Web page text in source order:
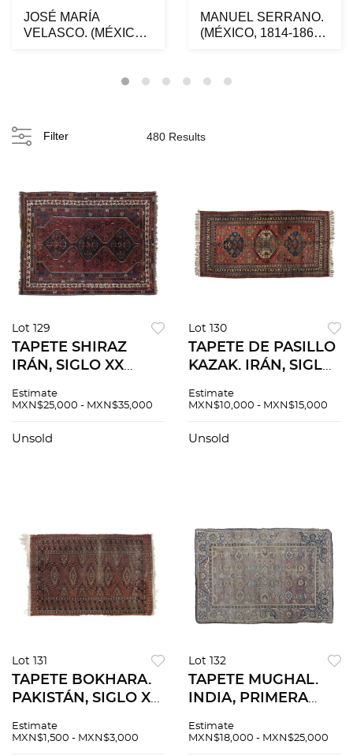
JOSÉ MARÍA
VELASCO. (MÉXICO,
MANUEL SERRANO.
(MÉXICO, 1814-1867).
Filter 480 Results
Lot 129
TAPETE SHIRAZ
IRÁN, SIGLO XX
de lana y algodón en
rojos, azules y
Estimate
MXN$25,000 - MXN$35,000
Unsold
Lot 130
TAPETE DE PASILLO
KAZAK. IRÁN, SIGLO
con fibras de lana y
rojizos, beiges azules
Estimate
MXN$10,000 - MXN$15,000
Unsold
Lot 131
TAPETE BOKHARA.
PAKISTÁN, SIGLO XX.
de lana y algodón en
Estimate
MXN$1,500 - MXN$3,000
Lot 132
TAPETE MUGHAL.
INDIA, PRIMERA
XVII. Elaborado en
Estimate
MXN$18,000 - MXN$25,000